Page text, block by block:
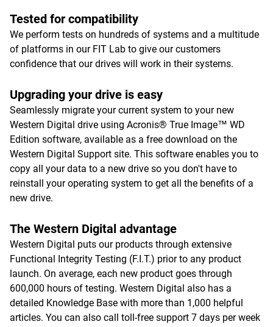
Tested for compatibility
We perform tests on hundreds of systems and a multitude
of platforms in our FIT Lab to give our customers
confidence that our drives will work in their systems.
Upgrading your drive is easy
Seamlessly migrate your current system to your new
Western Digital drive using Acronis® True Image™ WD
Edition software, available as a free download on the
Western Digital Support site. This software enables you to
copy all your data to a new drive so you don't have to
reinstall your operating system to get all the benefits of a
new drive.
The Western Digital advantage
Western Digital puts our products through extensive
Functional Integrity Testing (F.I.T.) prior to any product
launch. On average, each new product goes through
600,000 hours of testing. Western Digital also has a
detailed Knowledge Base with more than 1,000 helpful
articles. You can also call toll-free support 7 days per week